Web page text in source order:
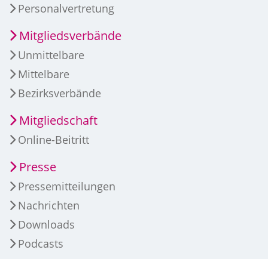
Personalvertretung
Mitgliedsverbände
Unmittelbare
Mittelbare
Bezirksverbände
Mitgliedschaft
Online-Beitritt
Presse
Pressemitteilungen
Nachrichten
Downloads
Podcasts